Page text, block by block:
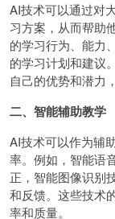
AI技术可以通过对
习方案，从而帮助
的学习行为、能力
的学习计划和建议
自己的优势和潜力
二、智能辅助教学
AI技术可以作为辅
率。例如，智能语
正，智能图像识别
和反馈。这些技术
率和质量。